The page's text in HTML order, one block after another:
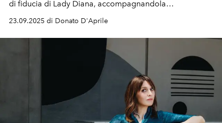
di fiducia di Lady Diana, accompagnandola
dall’insicurezza degli inizi fino all’eleganza iconica che
ancora oggi segna l’immaginario collettivo.
23.09.2025 di Donato D'Aprile